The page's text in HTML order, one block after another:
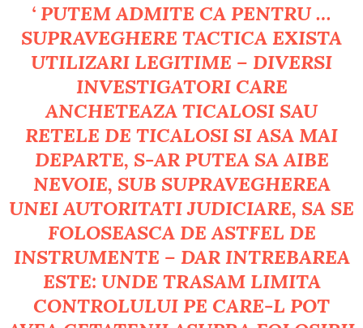
‘ PUTEM ADMITE CA PENTRU …
SUPRAVEGHERE TACTICA EXISTA
UTILIZARI LEGITIME – DIVERSI
INVESTIGATORI CARE
ANCHETEAZA TICALOSI SAU
RETELE DE TICALOSI SI ASA MAI
DEPARTE, S-AR PUTEA SA AIBE
NEVOIE, SUB SUPRAVEGHEREA
UNEI AUTORITATI JUDICIARE, SA SE
FOLOSEASCA DE ASTFEL DE
INSTRUMENTE – DAR INTREBAREA
ESTE: UNDE TRASAM LIMITA
CONTROLULUI PE CARE-L POT